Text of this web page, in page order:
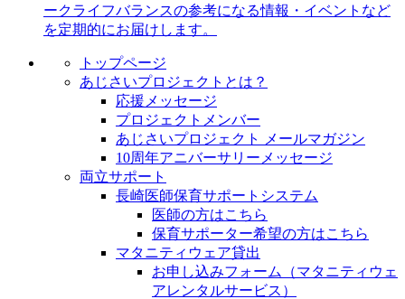
ークライフバランスの参考になる情報・イベントなど
を定期的にお届けします。
トップページ
あじさいプロジェクトとは？
応援メッセージ
プロジェクトメンバー
あじさいプロジェクト メールマガジン
10周年アニバーサリーメッセージ
両立サポート
長崎医師保育サポートシステム
医師の方はこちら
保育サポーター希望の方はこちら
マタニティウェア貸出
お申し込みフォーム（マタニティウェ
アレンタルサービス）